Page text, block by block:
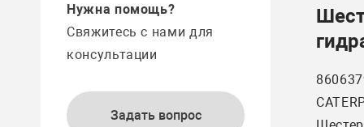
Нужна помощь?
Свяжитесь с нами для
консультации
Задать вопрос